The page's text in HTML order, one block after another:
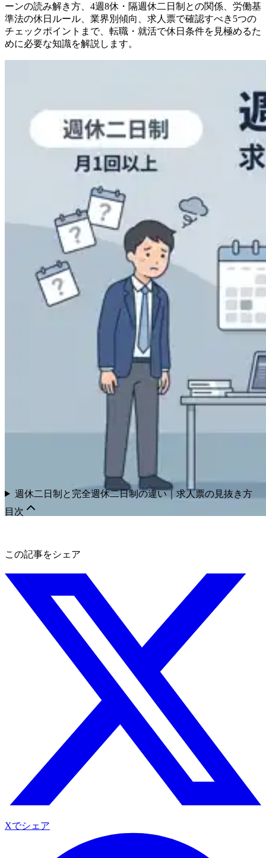
ーンの読み解き方、4週8休・隔週休二日制との関係、労働基
準法の休日ルール、業界別傾向、求人票で確認すべき5つの
チェックポイントまで、転職・就活で休日条件を見極めるた
めに必要な知識を解説します。
週休二日制と完全週休二日制の違い｜求人票の見抜き方
目次
この記事をシェア
Xでシェア